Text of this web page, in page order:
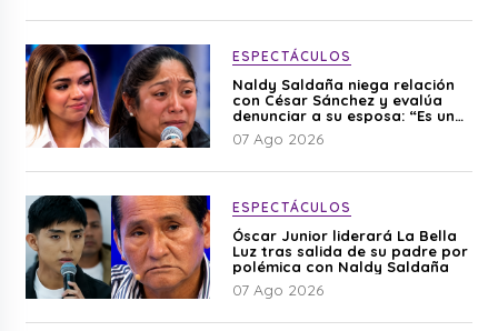
ESPECTÁCULOS
Naldy Saldaña niega relación
con César Sánchez y evalúa
denunciar a su esposa: “Es una
difamación”
07 Ago 2026
ESPECTÁCULOS
Óscar Junior liderará La Bella
Luz tras salida de su padre por
polémica con Naldy Saldaña
07 Ago 2026